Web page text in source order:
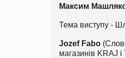
Максим
Тема виступу -
Jozef Fabo
магазинів KRAJ